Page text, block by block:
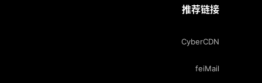
推荐链接
CyberCDN
feiMail